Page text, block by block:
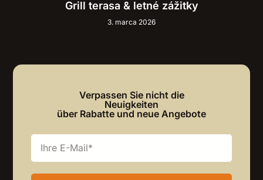
Grill terasa & letné zážitky
3. marca 2026
Verpassen Sie nicht die
Neuigkeiten
über Rabatte und neue Angebote